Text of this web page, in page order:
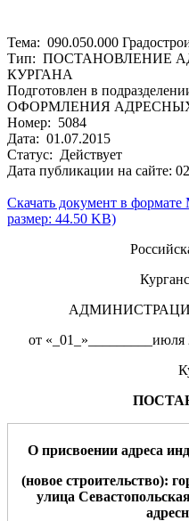
Тема: 090.050.000
Тип: ПОСТАНОВЛЕНИЕ
КУРГАНА
Подготовлен в
ОФОРМЛЕНИЯ
Номер: 5084
Дата: 01.07.2015
Статус: Действует
Дата публикации на сайте:
Скачать документ в
размер: 44.50 KB)
от «_01_»_________июля
О присвоении адреса
(новое строительство):
улица